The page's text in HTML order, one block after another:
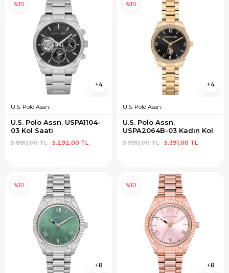
4
U.S. Polo Assn.
U.S. Polo Assn. USPA1104-
03 Kol Saati
5.292,00 TL
5.880,00 TL
%10
4
U.S. Polo Assn.
U.S. Polo Assn.
USPA2064B-03 Kadın Kol
5.391,00 TL
5.990,00 TL
%10
8
%10
8
%10